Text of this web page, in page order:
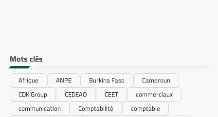
Mots clés
Afrique ANPE Burkina Faso
Cameroun
CDK Group
CEDEAO CEET
commerciaux
communication
Comptabilité
comptable